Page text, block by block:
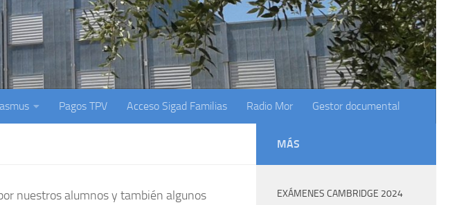
Pagos TPV Acceso Sigad Familias Radio Mor Gestor documental
nuestros alumnos y también algunos
MÁS
EXÁMENES CAMBRIDGE 2024